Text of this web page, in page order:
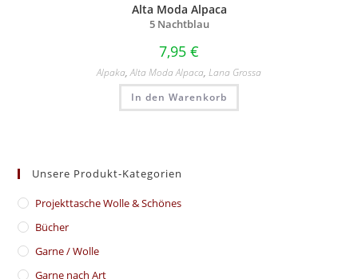
Alta Moda Alpaca
5 Nachtblau
7,95 €
Alpaka,Alta Moda Alpaca, Lana Grossa
In den Warenkorb
Unsere Produkt-Kategorien
​Projekttasche Wolle & Schönes
Bücher
Garne / Wolle
Garne nach Art